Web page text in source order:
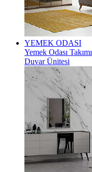
YEMEK ODASI
Yemek Odası Takımı
Duvar Ünitesi